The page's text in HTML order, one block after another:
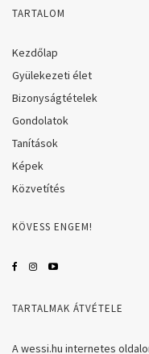
TARTALOM
Kezdőlap
Gyülekezeti élet
Bizonyságtételek
Gondolatok
Tanítások
Képek
Közvetítés
KÖVESS ENGEM!
TARTALMAK ÁTVÉTELE
A wessi.hu internetes